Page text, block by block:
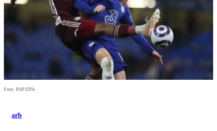
Foto: PAP/EPA
arb